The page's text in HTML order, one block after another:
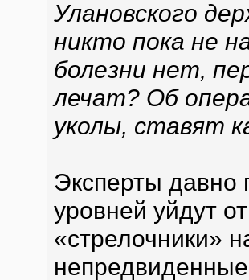
Улановского
никто пока не
болезни нет,
лечат? Об
уколы, ставят
Эксперты давно
уровней уйдут
«стрелочники»